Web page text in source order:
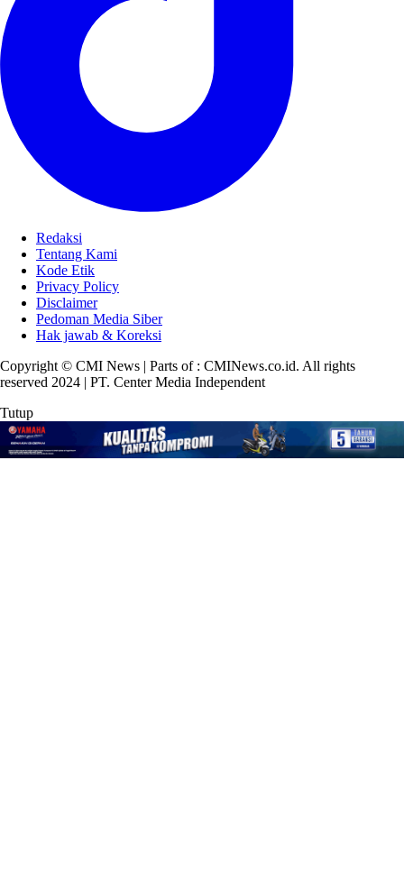
Redaksi
Tentang Kami
Kode Etik
Privacy Policy
Disclaimer
Pedoman Media Siber
Hak jawab & Koreksi
Copyright © CMI News | Parts of : CMINews.co.id. All rights
reserved 2024 | PT. Center Media Independent
Tutup